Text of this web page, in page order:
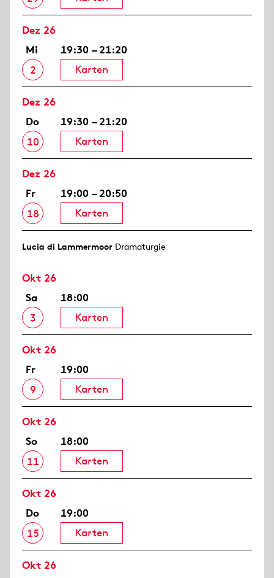
Dez 26
Mi
2
19:30 – 21:20
Karten
Dez 26
Do
10
19:30 – 21:20
Karten
Dez 26
Fr
18
19:00 – 20:50
Karten
Lucia di Lammermoor Dramaturgie
Okt 26
Sa
3
18:00
Karten
Okt 26
Fr
9
19:00
Karten
Okt 26
So
11
18:00
Karten
Okt 26
Do
15
19:00
Karten
Okt 26